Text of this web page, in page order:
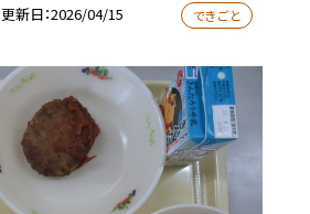
更新日 2026/04/15 できごと